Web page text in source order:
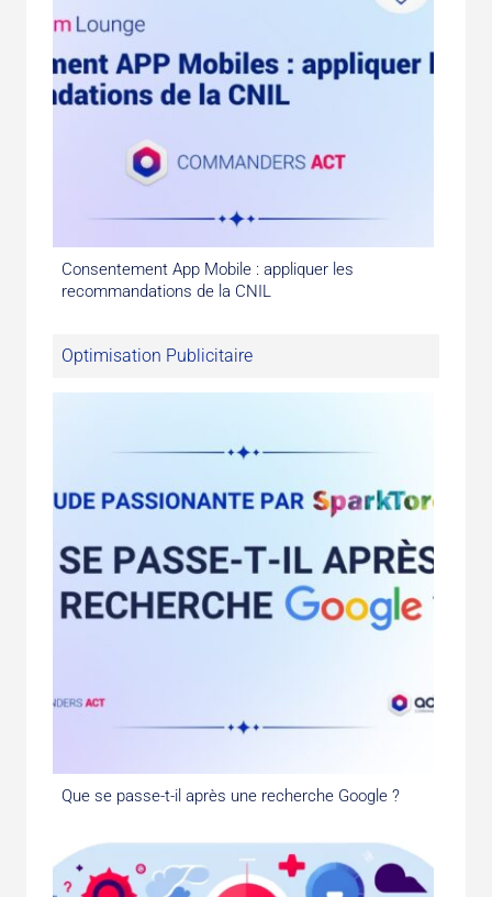
Consentement App Mobile : appliquer les
recommandations de la CNIL
Optimisation Publicitaire
Que se passe-t-il après une recherche Google ?